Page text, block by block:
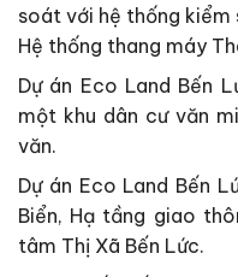
soát với hệ thống
Hệ thống thang máy
Dự án Eco Land Bến
một khu dân cư văn
văn.
Dự án Eco Land Bến
Biển, Hạ tầng giao
tâm Thị Xã Bến Lức.